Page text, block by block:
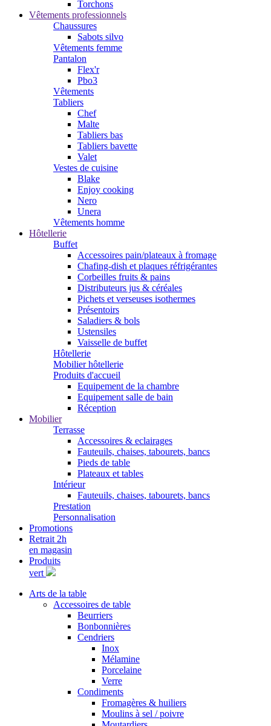
Torchons
Vêtements professionnels
Chaussures
Sabots silvo
Vêtements femme
Pantalon
Flex'r
Pbo3
Vêtements
Tabliers
Chef
Malte
Tabliers bas
Tabliers bavette
Valet
Vestes de cuisine
Blake
Enjoy cooking
Nero
Unera
Vêtements homme
Hôtellerie
Buffet
Accessoires pain/plateaux à fromage
Chafing-dish et plaques réfrigérantes
Corbeilles fruits & pains
Distributeurs jus & céréales
Pichets et verseuses isothermes
Présentoirs
Saladiers & bols
Ustensiles
Vaisselle de buffet
Hôtellerie
Mobilier hôtellerie
Produits d'accueil
Equipement de la chambre
Equipement salle de bain
Réception
Mobilier
Terrasse
Accessoires & eclairages
Fauteuils, chaises, tabourets, bancs
Pieds de table
Plateaux et tables
Intérieur
Fauteuils, chaises, tabourets, bancs
Prestation
Personnalisation
Promotions
Retrait 2h
en magasin
Produits
vert
Arts de la table
Accessoires de table
Beurriers
Bonbonnières
Cendriers
Inox
Mélamine
Porcelaine
Verre
Condiments
Fromagères & huiliers
Moulins à sel / poivre